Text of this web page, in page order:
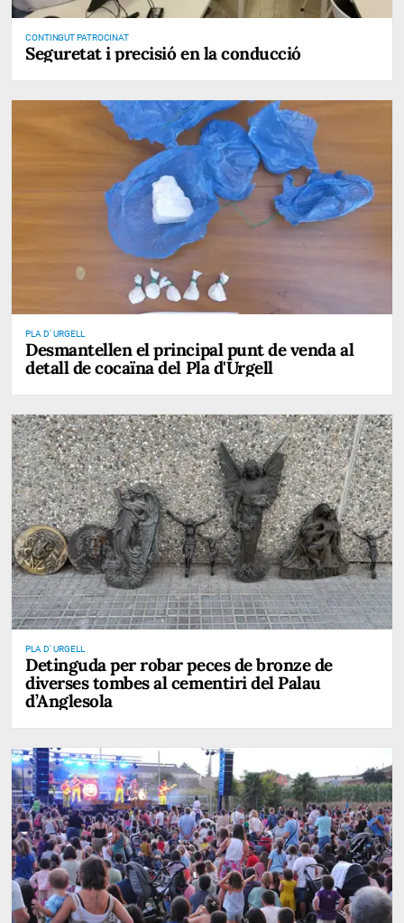
CONTINGUT PATROCINAT
Seguretat i precisió en la conducció
PLA D' URGELL
Desmantellen el principal punt de venda al
detall de cocaïna del Pla d'Urgell
PLA D' URGELL
Detinguda per robar peces de bronze de
diverses tombes al cementiri del Palau
d’Anglesola